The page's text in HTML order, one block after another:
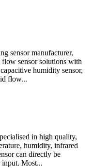
sensor manufacturer,
sensor solutions with
humidity sensor,
flow...
in high quality,
humidity, infrared
can directly be
input. Most...